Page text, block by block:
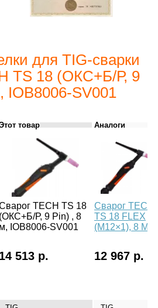
для TIG-сварки
TS 18 (ОКС+Б/Р, 9
IOB8006-SV001
товар Аналоги
TECH TS 18
(ОКС+Б/Р, 9 Pin) , 8
м, IOB8006-SV001
Сварог TECH
TS 18 FLEX
(М12×1), 8 М
14 513 р. 12 967 р.